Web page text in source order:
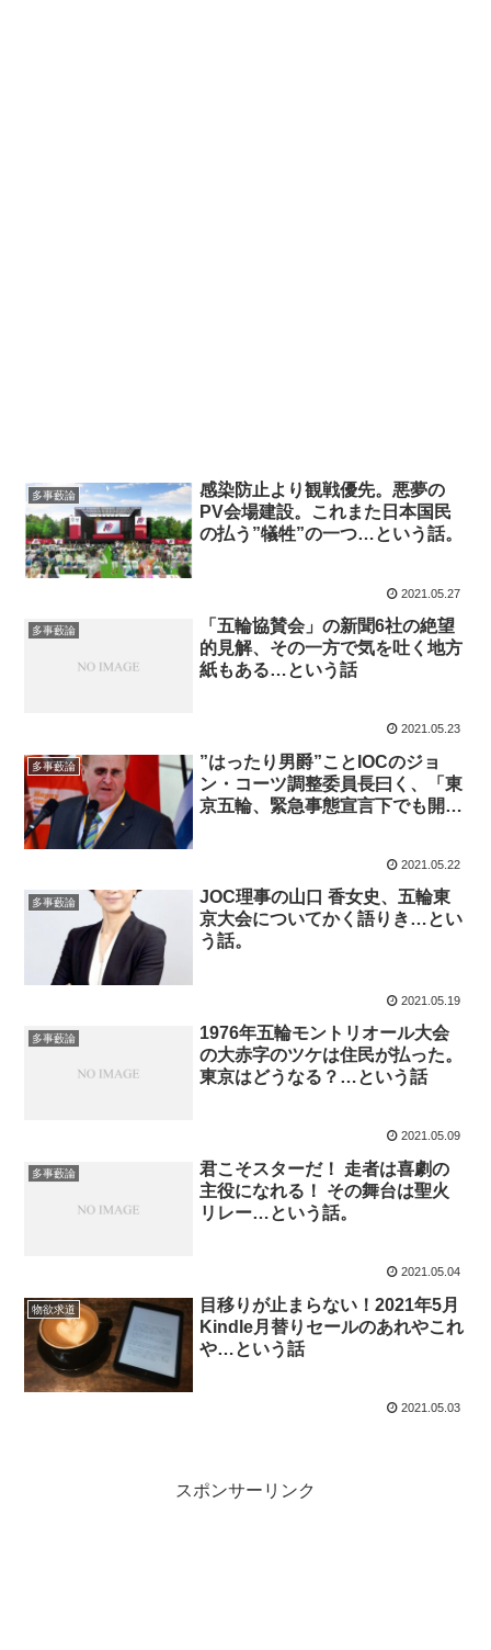
多事藪論
感染防止より観戦優先。悪夢の
PV会場建設。これまた日本国民
の払う”犠牲”の一つ…という話。
2021.05.27
多事藪論
「五輪協賛会」の新聞6社の絶望
的見解、その一方で気を吐く地方
紙もある…という話
2021.05.23
多事藪論
”はったり男爵”ことIOCのジョ
ン・コーツ調整委員長曰く、「東
京五輪、緊急事態宣言下でも開
2021.05.22
多事藪論
JOC理事の山口 香女史、五輪東
京大会についてかく語りき…とい
う話。
2021.05.19
多事藪論
1976年五輪モントリオール大会
の大赤字のツケは住民が払った。
東京はどうなる？…という話
2021.05.09
多事藪論
君こそスターだ！ 走者は喜劇の
主役になれる！ その舞台は聖火
リレー…という話。
2021.05.04
物欲求道
目移りが止まらない！2021年5月
Kindle月替りセールのあれやこれ
や…という話
2021.05.03
スポンサーリンク